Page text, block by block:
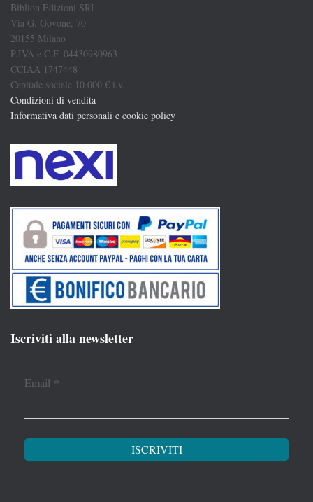
Biblion Edizioni SRL
Via G. Govone, 70
20155 Milano
P.IVA e C.F. 04430980963
CCIAA 1747448
Capitale sociale 10.000 € i.v.
Condizioni di vendita
Informativa dati personali e cookie policy
Iscriviti alla newsletter
Email *